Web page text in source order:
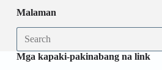
Malaman
Mga kapaki-pakinabang na link